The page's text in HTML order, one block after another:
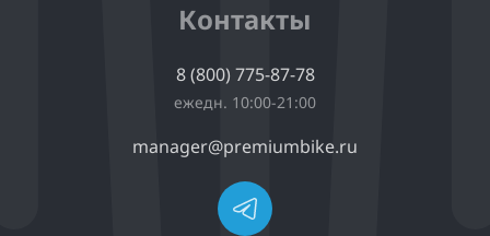
Контакты
8 (800) 775-87-78
ежедн. 10:00-21:00
manager@premiumbike.ru